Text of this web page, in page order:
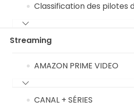
Classification des pilotes
Streaming
AMAZON PRIME VIDEO
CANAL + SÉRIES